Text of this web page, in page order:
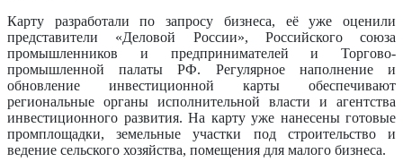
Карту разработали по запросу бизнеса, её уже оценили
представители «Деловой России», Российского союза
промышленников и предпринимателей и Торгово-
промышленной палаты РФ. Регулярное наполнение и
обновление инвестиционной карты обеспечивают
региональные органы исполнительной власти и агентства
инвестиционного развития. На карту уже нанесены готовые
промплощадки, земельные участки под строительство и
ведение сельского хозяйства, помещения для малого бизнеса.